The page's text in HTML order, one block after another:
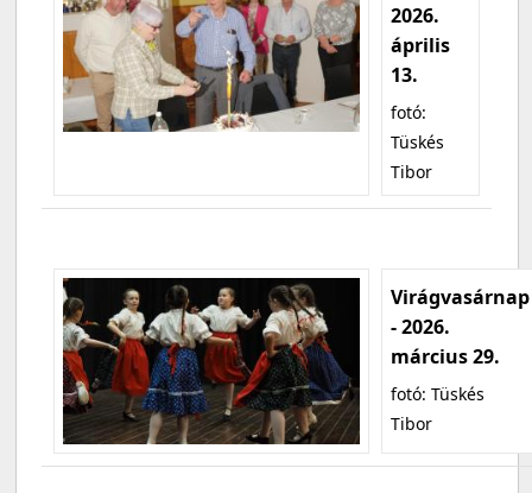
2026.
április
13.
fotó:
Tüskés
Tibor
Virágvasárnap
- 2026.
március 29.
fotó: Tüskés
Tibor